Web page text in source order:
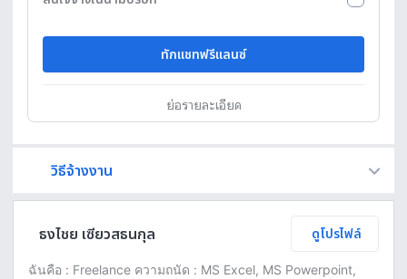
ทักแชทฟรีแลนซ์
ย่อรายละเอียด
วิธีจ้างงาน
ธงไชย เซียวสธนกุล ดูโปรไฟล์
ฉันคือ : Freelance ความถนัด : MS Excel, MS Powerpoint,